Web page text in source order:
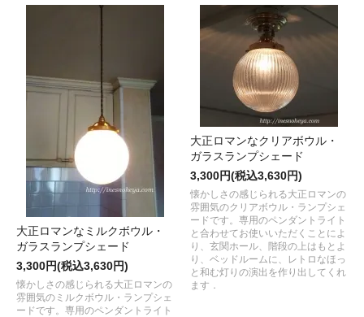
大正ロマンなミルクボウル・
ガラスランプシェード
3,300円(税込3,630円)
懐かしさの感じられる大正ロマンの
雰囲気のミルクボウル・ランプシェ
ードです。専用のペンダントライト
大正ロマンなクリアボウル・
ガラスランプシェード
3,300円(税込3,630円)
懐かしさの感じられる大正ロマンの
雰囲気のクリアボウル・ランプシェ
ードです。専用のペンダントライト
と合わせてお使いいただくことによ
り、玄関ホール、階段の上はもとよ
り、ベッドルームに、レトロなほっ
と和む灯りの演出を作り出してくれ
ます．